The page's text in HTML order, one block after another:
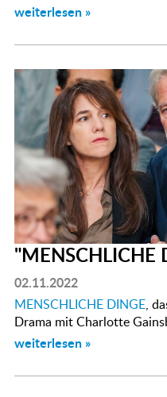
weiterlesen »
"MENSCHLICHE
02.11.2022
MENSCHLICHE DINGE,
Drama mit Charlotte
weiterlesen »